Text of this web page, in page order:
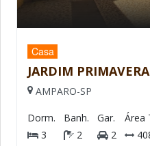
Casa
JARDIM PRIMAVERA
AMPARO-SP
Dorm.
3
Banh.
2
Gar.
2
Área